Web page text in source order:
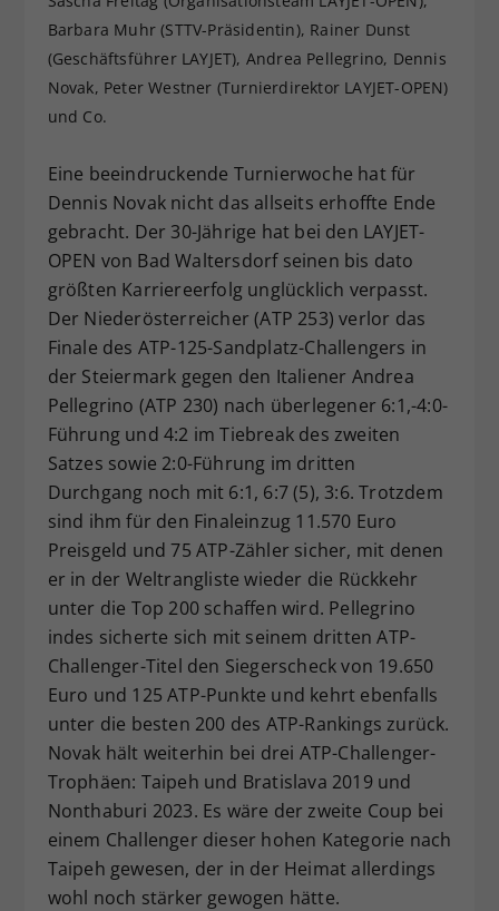
Barbara Muhr (STTV-Präsidentin), Rainer Dunst
(Geschäftsführer LAYJET), Andrea Pellegrino, Dennis
Novak, Peter Westner (Turnierdirektor LAYJET-OPEN)
und Co.
Eine beeindruckende Turnierwoche hat für
Dennis Novak nicht das allseits erhoffte Ende
gebracht. Der 30-Jährige hat bei den LAYJET-
OPEN von Bad Waltersdorf seinen bis dato
größten Karriereerfolg unglücklich verpasst.
Der Niederösterreicher (ATP 253) verlor das
Finale des ATP-125-Sandplatz-Challengers in
der Steiermark gegen den Italiener Andrea
Pellegrino (ATP 230) nach überlegener 6:1,-4:0-
Führung und 4:2 im Tiebreak des zweiten
Satzes sowie 2:0-Führung im dritten
Durchgang noch mit 6:1, 6:7 (5), 3:6. Trotzdem
sind ihm für den Finaleinzug 11.570 Euro
Preisgeld und 75 ATP-Zähler sicher, mit denen
er in der Weltrangliste wieder die Rückkehr
unter die Top 200 schaffen wird. Pellegrino
indes sicherte sich mit seinem dritten ATP-
Challenger-Titel den Siegerscheck von 19.650
Euro und 125 ATP-Punkte und kehrt ebenfalls
unter die besten 200 des ATP-Rankings zurück.
Novak hält weiterhin bei drei ATP-Challenger-
Trophäen: Taipeh und Bratislava 2019 und
Nonthaburi 2023. Es wäre der zweite Coup bei
einem Challenger dieser hohen Kategorie nach
Taipeh gewesen, der in der Heimat allerdings
wohl noch stärker gewogen hätte.
Zweck
Dieser Wert speichert Ihre Consent-
Einstellungen. Unter anderem eine
historische Speicherung Ihrer
hat.